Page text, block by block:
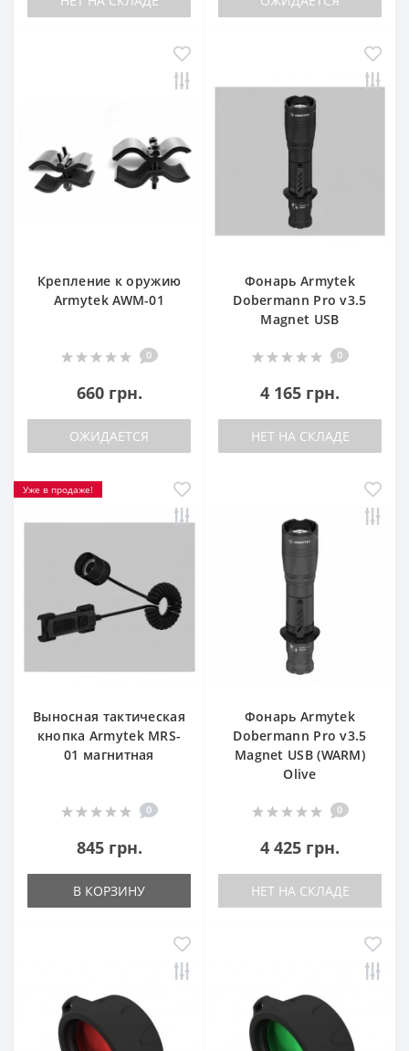
Крепление к оружию
Armytek AWM-01
0
660 грн.
ОЖИДАЕТСЯ
Фонарь Armytek
Dobermann Pro v3.5
Magnet USB
0
4 165 грн.
НЕТ НА СКЛАДЕ
Уже в продаже!
Выносная тактическая
кнопка Armytek MRS-
01 магнитная
0
845 грн.
В КОРЗИНУ
Фонарь Armytek
Dobermann Pro v3.5
Magnet USB (WARM)
Olive
0
4 425 грн.
НЕТ НА СКЛАДЕ